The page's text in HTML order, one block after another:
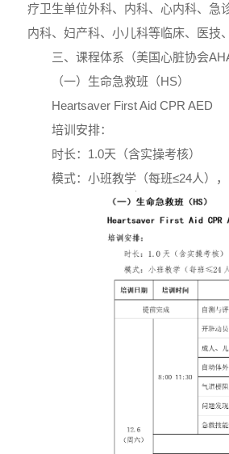
疗卫生单位外科、内科、心内科、急
内科、妇产科、小儿科等临床、医技
三、课程体系（美国心脏协会
（一）生命急救班（HS）
Heartsaver First Aid CPR AED
培训安排：
时长：1.0天（含实操考核）
模式：小班教学（每班≤24人）